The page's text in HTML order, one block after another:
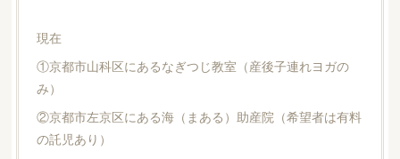
現在
①京都市山科区にあるなぎつじ教室（産後子連れヨガの
み）
②京都市左京区にある海（まある）助産院（希望者は有料
の託児あり）